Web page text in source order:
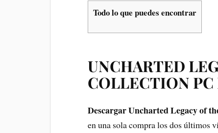
Todo lo que puedes encontrar
UNCHARTED
COLLECTION PC
Descargar Uncharted Legacy of
en una sola compra los dos últimos